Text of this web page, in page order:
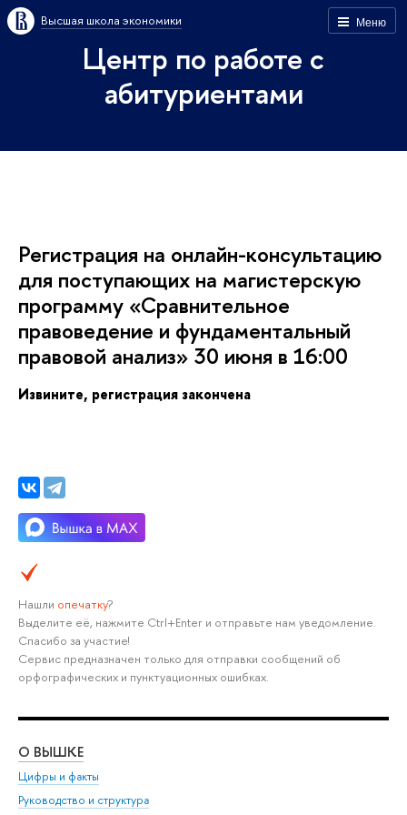
Меню
ысшая школа экономики
Центр по работе с
абитуриентами
Регистрация на онлайн-консультацию
для поступающих на магистерскую
программу «Сравнительное
правоведение и фундаментальный
правовой анализ» 30 июня в 16:00
Извините, регистрация закончена
Нашли опечатку?
ыделите её, нажмите Ctrl+Enter и отправьте нам уведомление.
Спасибо за участие!
Сервис предназначен только для отправки сообщений о
орфографических и пунктуационных ошибках.
О ВЫШКЕ
Цифры и факты
Руководство и структура